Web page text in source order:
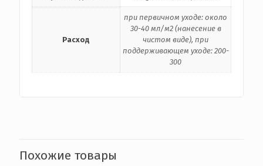
Расход
при первичном уходе: около
30-40 мл/м2 (нанесение в
чистом виде), при
поддерживающем уходе: 200-
300
Похожие товары